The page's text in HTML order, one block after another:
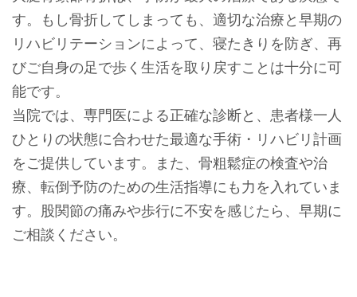
す。もし骨折してしまっても、適切な治療と早期の
リハビリテーションによって、寝たきりを防ぎ、再
びご自身の足で歩く生活を取り戻すことは十分に可
能です。
当院では、専門医による正確な診断と、患者様一人
ひとりの状態に合わせた最適な手術・リハビリ計画
をご提供しています。また、骨粗鬆症の検査や治
療、転倒予防のための生活指導にも力を入れていま
す。股関節の痛みや歩行に不安を感じたら、早期に
ご相談ください。